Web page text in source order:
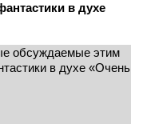
в духе